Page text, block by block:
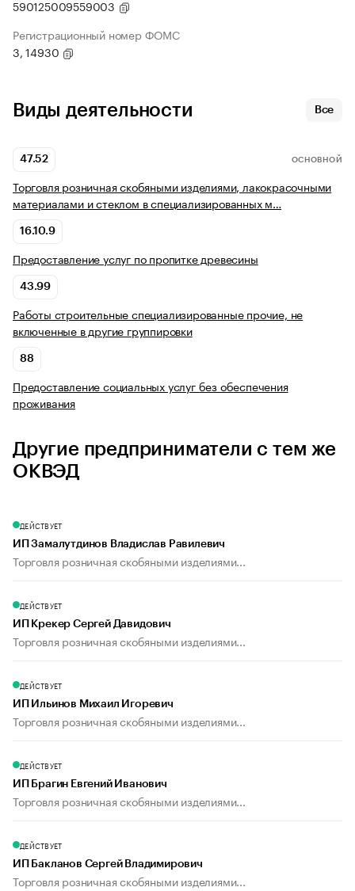
590125009559003
Регистрационный номер ФОМС
3, 14930
Виды деятельности Все
47.52 ОСНОВНОЙ
Торговля розничная скобяными изделиями, лакокрасочными
материалами и стеклом в специализированных м…
16.10.9
Предоставление услуг по пропитке древесины
43.99
Работы строительные специализированные прочие, не
включенные в другие группировки
88
Предоставление социальных услуг без обеспечения
проживания
Другие предприниматели с тем же
ОКВЭД
ДЕЙСТВУЕТ
ИП Замалутдинов Владислав Равилевич
Торговля розничная скобяными изделиями...
ДЕЙСТВУЕТ
ИП Крекер Сергей Давидович
Торговля розничная скобяными изделиями...
ДЕЙСТВУЕТ
ИП Ильинов Михаил Игоревич
Торговля розничная скобяными изделиями...
ДЕЙСТВУЕТ
ИП Брагин Евгений Иванович
Торговля розничная скобяными изделиями...
ДЕЙСТВУЕТ
ИП Бакланов Сергей Владимирович
Торговля розничная скобяными изделиями...